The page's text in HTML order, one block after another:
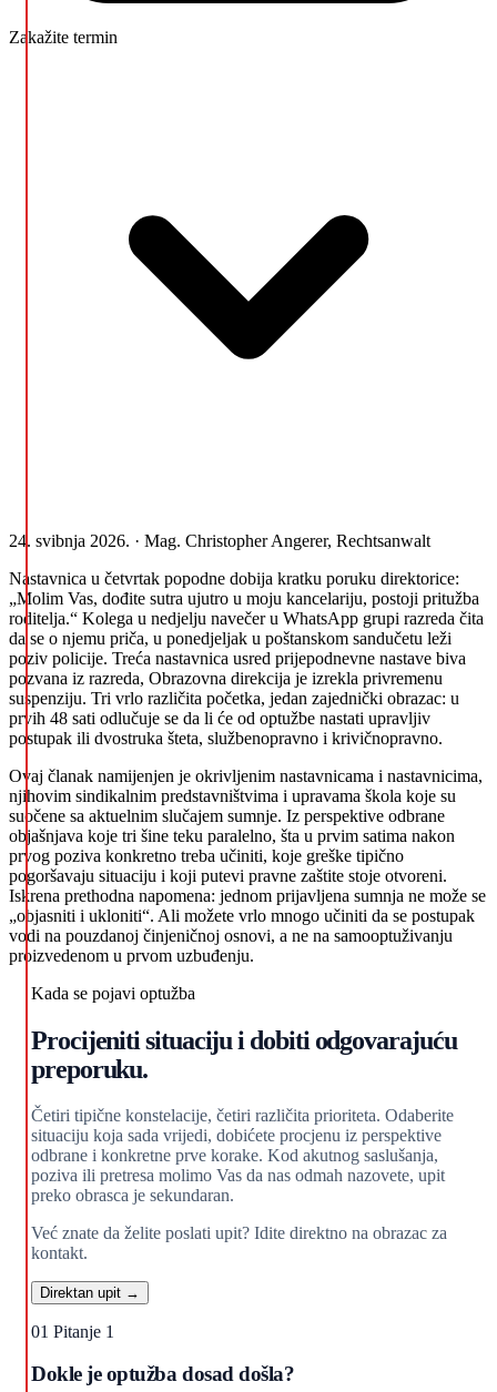
Zakažite termin
24. svibnja 2026. · Mag. Christopher Angerer, Rechtsanwalt
Nastavnica u četvrtak popodne dobija kratku poruku direktorice:
„Molim Vas, dođite sutra ujutro u moju kancelariju, postoji pritužba
roditelja.“ Kolega u nedjelju navečer u WhatsApp grupi razreda čita
da se o njemu priča, u ponedjeljak u poštanskom sandučetu leži
poziv policije. Treća nastavnica usred prijepodnevne nastave biva
pozvana iz razreda, Obrazovna direkcija je izrekla privremenu
suspenziju. Tri vrlo različita početka, jedan zajednički obrazac: u
prvih 48 sati odlučuje se da li će od optužbe nastati upravljiv
postupak ili dvostruka šteta, službenopravno i krivičnopravno.
Ovaj članak namijenjen je okrivljenim nastavnicama i nastavnicima,
njihovim sindikalnim predstavništvima i upravama škola koje su
suočene sa aktuelnim slučajem sumnje. Iz perspektive odbrane
objašnjava koje tri šine teku paralelno, šta u prvim satima nakon
prvog poziva konkretno treba učiniti, koje greške tipično
pogoršavaju situaciju i koji putevi pravne zaštite stoje otvoreni.
Iskrena prethodna napomena: jednom prijavljena sumnja ne može se
„objasniti i ukloniti“. Ali možete vrlo mnogo učiniti da se postupak
vodi na pouzdanoj činjeničnoj osnovi, a ne na samooptuživanju
proizvedenom u prvom uzbuđenju.
Kada se pojavi optužba
Procijeniti situaciju i dobiti odgovarajuću
preporuku.
Četiri tipične konstelacije, četiri različita prioriteta. Odaberite
situaciju koja sada vrijedi, dobićete procjenu iz perspektive
odbrane i konkretne prve korake. Kod akutnog saslušanja,
poziva ili pretresa molimo Vas da nas odmah nazovete, upit
preko obrasca je sekundaran.
Već znate da želite poslati upit? Idite direktno na obrazac za
kontakt.
Direktan upit →
01 Pitanje 1
Dokle je optužba dosad došla?